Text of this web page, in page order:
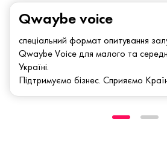
Qwaybe voice
спеціальний формат опитування
Qwaybe Voice для малого та
Україні.
Підтримуємо бізнес. Сприяємо